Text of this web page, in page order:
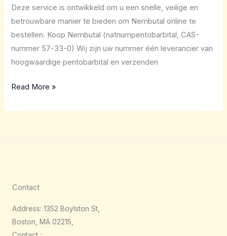
Deze service is ontwikkeld om u een snelle, veilige en
betrouwbare manier te bieden om Nembutal online te
bestellen. Koop Nembutal (natriumpentobarbital, CAS-
nummer 57-33-0) Wij zijn uw nummer één leverancier van
hoogwaardige pentobarbital en verzenden
Read More »
Contact
Address: 1352 Boylston St,
Boston, MA 02215,